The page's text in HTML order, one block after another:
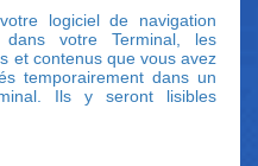
logiciel de navigation
dans votre Terminal, les
et contenus que vous avez
temporairement dans un
Ils y seront lisibles